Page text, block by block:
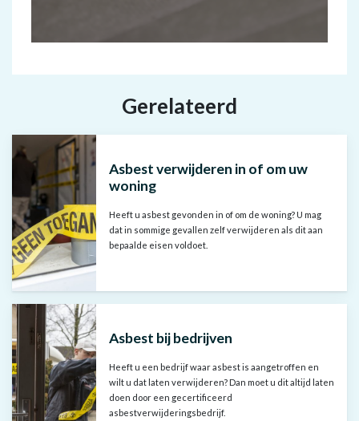
Gerelateerd
Asbest verwijderen in of om uw
woning
Heeft u asbest gevonden in of om de woning? U mag
dat in sommige gevallen zelf verwijderen als dit aan
bepaalde eisen voldoet.
Asbest bij bedrijven
Heeft u een bedrijf waar asbest is aangetroffen en
wilt u dat laten verwijderen? Dan moet u dit altijd laten
doen door een gecertificeerd
asbestverwijderingsbedrijf.